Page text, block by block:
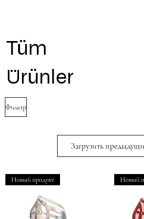
Tüm
Ürünler
Фильтр
Загрузить
Новый продукт Новый